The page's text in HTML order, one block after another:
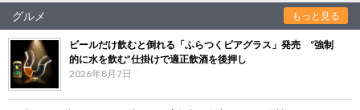
グルメ もっと見る
ビールだけ飲むと倒れる「ふらつくビアグラス」発売 “強制
的に水を飲む”仕掛けで適正飲酒を後押し
2026年8月7日